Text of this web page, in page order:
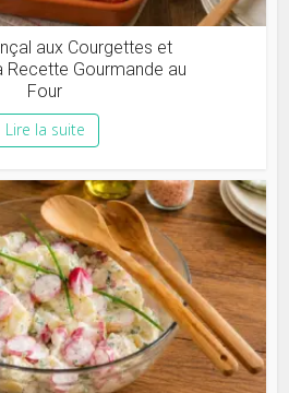
aux Courgettes et
Recette Gourmande au
Four
Lire la suite